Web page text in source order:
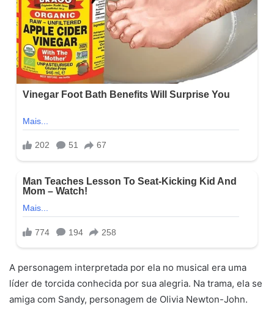
A personagem interpretada por ela no musical era uma
líder de torcida conhecida por sua alegria. Na trama, ela se
amiga com Sandy, personagem de Olivia Newton-John.